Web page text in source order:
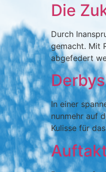
Die
Durch
gemacht. Mit
abgefedert
In einer
nunmehr auf
Kulisse für